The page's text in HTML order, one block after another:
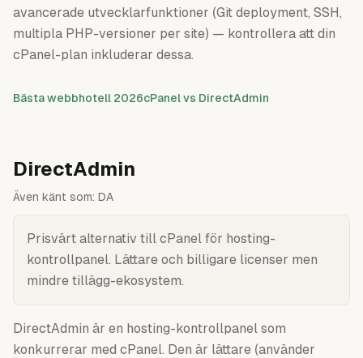
avancerade utvecklarfunktioner (Git deployment, SSH,
multipla PHP-versioner per site) — kontrollera att din
cPanel-plan inkluderar dessa.
Bästa webbhotell 2026cPanel vs DirectAdmin
DirectAdmin
Även känt som: DA
Prisvärt alternativ till cPanel för hosting-
kontrollpanel. Lättare och billigare licenser men
mindre tillägg-ekosystem.
DirectAdmin är en hosting-kontrollpanel som
konkurrerar med cPanel. Den är lättare (använder